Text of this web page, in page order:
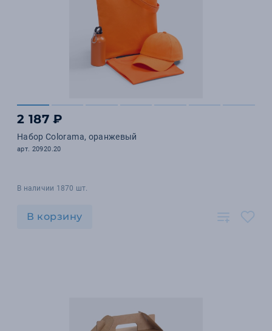
2 187 ₽
Набор Colorama, оранжевый
арт. 20920.20
В наличии 1870 шт.
В корзину